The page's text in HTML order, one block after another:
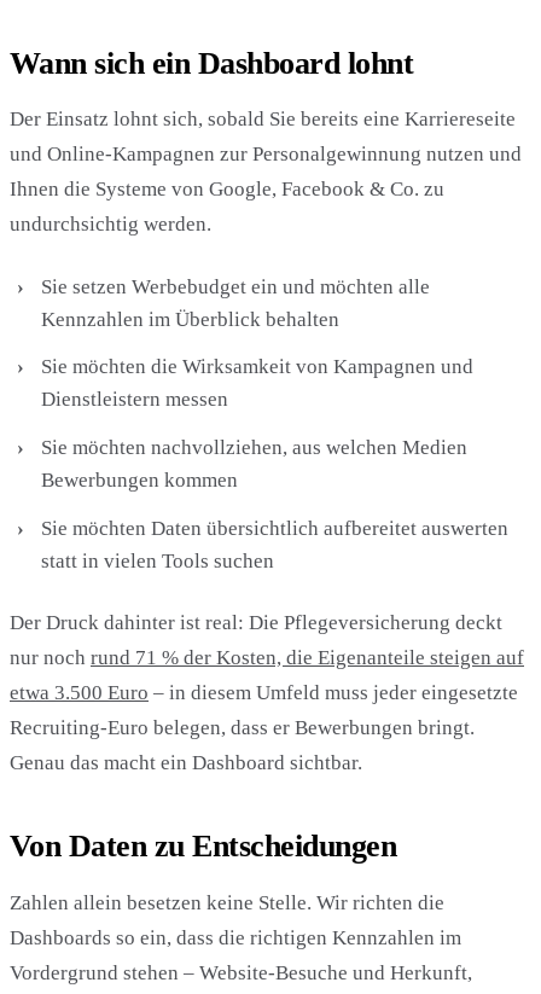
Wann sich ein Dashboard lohnt
Der Einsatz lohnt sich, sobald Sie bereits eine Karriereseite
und Online-Kampagnen zur Personalgewinnung nutzen und
Ihnen die Systeme von Google, Facebook & Co. zu
undurchsichtig werden.
Sie setzen Werbebudget ein und möchten alle
Kennzahlen im Überblick behalten
Sie möchten die Wirksamkeit von Kampagnen und
Dienstleistern messen
Sie möchten nachvollziehen, aus welchen Medien
Bewerbungen kommen
Sie möchten Daten übersichtlich aufbereitet auswerten
statt in vielen Tools suchen
Der Druck dahinter ist real: Die Pflegeversicherung deckt
nur noch rund 71 % der Kosten, die Eigenanteile steigen auf
etwa 3.500 Euro – in diesem Umfeld muss jeder eingesetzte
Recruiting-Euro belegen, dass er Bewerbungen bringt.
Genau das macht ein Dashboard sichtbar.
Von Daten zu Entscheidungen
Zahlen allein besetzen keine Stelle. Wir richten die
Dashboards so ein, dass die richtigen Kennzahlen im
Vordergrund stehen – Website-Besuche und Herkunft,